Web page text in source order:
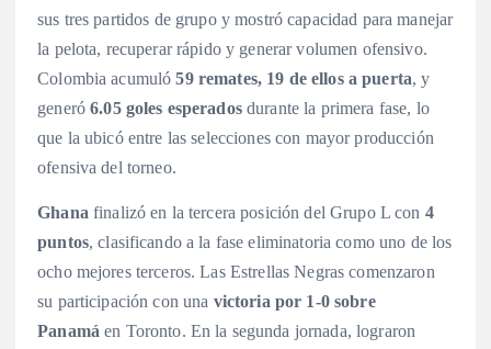
sus tres partidos de grupo y mostró capacidad para manejar
la pelota, recuperar rápido y generar volumen ofensivo.
Colombia acumuló59 remates, 19 de ellos a puerta, y
generó6.05 goles esperadosdurante la primera fase, lo
que la ubicó entre las selecciones con mayor producción
ofensiva del torneo.
Ghana finalizó en la tercera posición del Grupo L con 4
puntos, clasificando a la fase eliminatoria como uno de los
ocho mejores terceros. Las Estrellas Negras comenzaron
su participación con una victoria por 1-0 sobre
Panamá en Toronto. En la segunda jornada, lograron